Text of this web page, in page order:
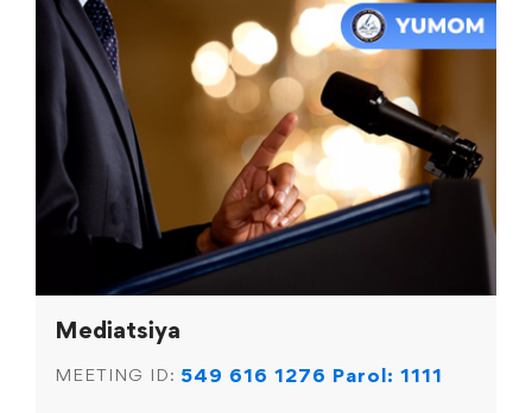
Mediatsiya
MEETING ID: 549 616 1276 Parol: 1111